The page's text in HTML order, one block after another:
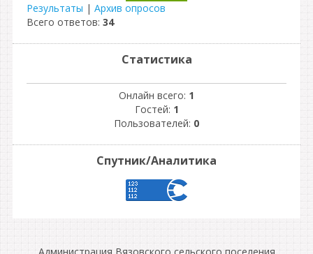
Результаты | Архив опросов
Всего ответов: 34
Статистика
Онлайн всего: 1
Гостей: 1
Пользователей: 0
Спутник/Аналитика